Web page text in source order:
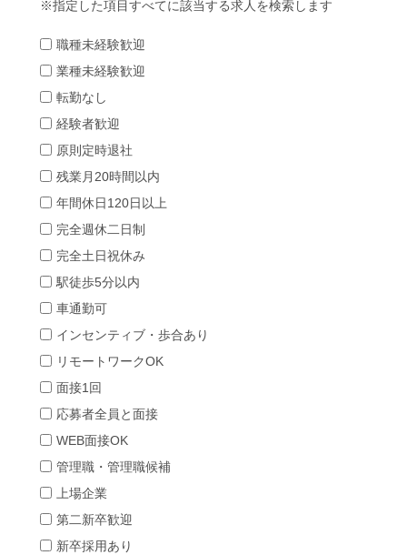
指定した項目すべてに該当する求人を検索します
職種未経験歓迎
業種未経験歓迎
転勤なし
経験者歓迎
原則定時退社
残業月20時間以内
年間休日120日以上
完全週休二日制
完全土日祝休み
駅徒歩5分以内
車通勤可
インセンティブ・歩合あり
リモートワークOK
面接1回
応募者全員と面接
WEB面接OK
管理職・管理職候補
上場企業
第二新卒歓迎
新卒採用あり